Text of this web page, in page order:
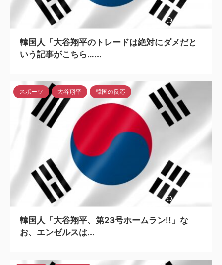
2024/5/6
韓国人「大谷翔平のトレードは絶対にダメだと
いう記事がこちら…...
2024/5/6
スポーツ 大谷翔平 韓国の反応
韓国人「大谷翔平、第23号ホームラン!!」な
お、エンゼルスは...